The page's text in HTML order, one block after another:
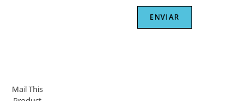
Mail This